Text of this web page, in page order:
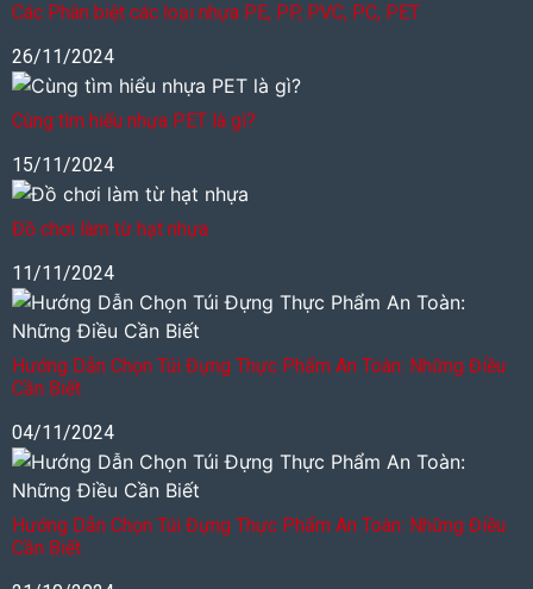
Các Phân biệt các loại nhựa PE, PP, PVC, PC, PET
26/11/2024
Cùng tìm hiểu nhựa PET là gì?
15/11/2024
Đồ chơi làm từ hạt nhựa
11/11/2024
Hướng Dẫn Chọn Túi Đựng Thực Phẩm An Toàn: Những Điều
Cần Biết
04/11/2024
Hướng Dẫn Chọn Túi Đựng Thực Phẩm An Toàn: Những Điều
Cần Biết